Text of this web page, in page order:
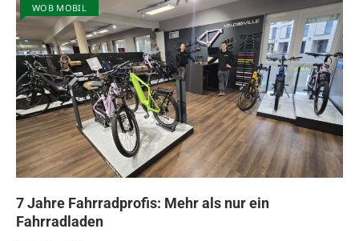
WOB MOBIL
7 Jahre Fahrradprofis: Mehr als nur ein
Fahrradladen